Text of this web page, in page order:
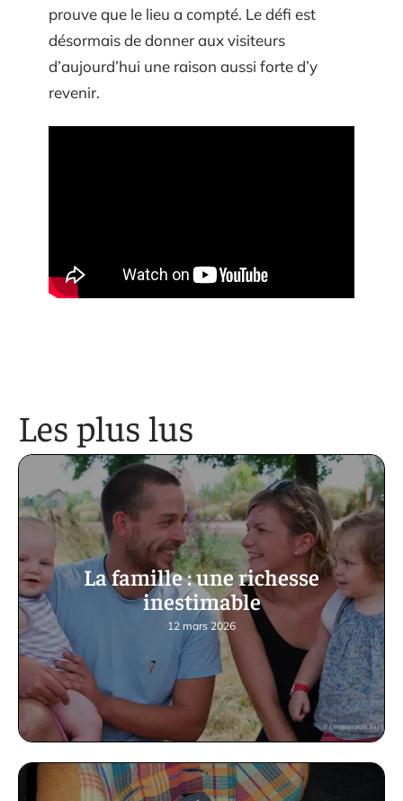
prouve que le lieu a compté. Le défi est
désormais de donner aux visiteurs
d’aujourd’hui une raison aussi forte d’y
revenir.
Les plus lus
La famille : une richesse
inestimable
12 mars 2026